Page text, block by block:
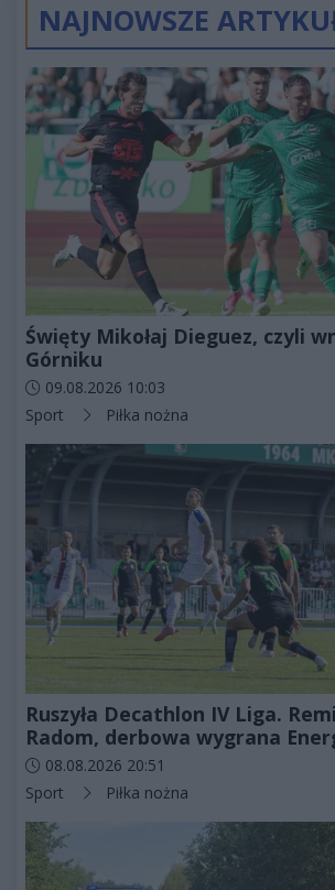
NAJNOWSZE
Święty Mikołaj Dieguez, czyli
Górniku
Data dodania artykułu:
09.08.2026 10:03
Kategorie artykułu:
Sport Piłka nożna
Ruszyła Decathlon IV Liga.
Radom, derbowa wygrana
Data dodania artykułu:
08.08.2026 20:51
Kategorie artykułu:
Sport Piłka nożna